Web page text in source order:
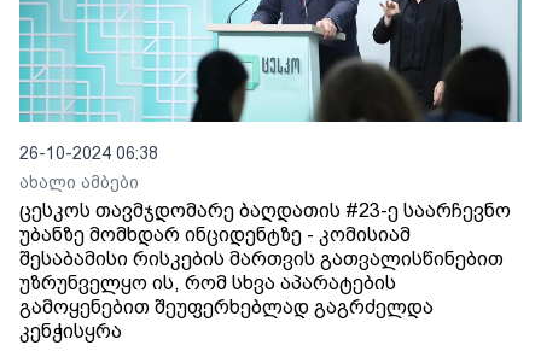
26-10-2024 06:38
ახალი ამბები
ცესკოს თავმჯდომარე ბაღდათის #23-ე საარჩევნო
უბანზე მომხდარ ინციდენტზე - კომისიამ
შესაბამისი რისკების მართვის გათვალისწინებით
უზრუნველყო ის, რომ სხვა აპარატების
გამოყენებით შეუფერხებლად გაგრძელდა
კენჭისყრა